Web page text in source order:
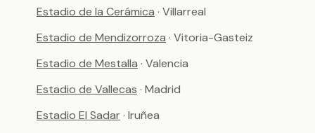
Estadio de la Cerámica · Villarreal
Estadio de Mendizorroza · Vitoria-Gasteiz
Estadio de Mestalla · Valencia
Estadio de Vallecas · Madrid
Estadio El Sadar· Iruñea